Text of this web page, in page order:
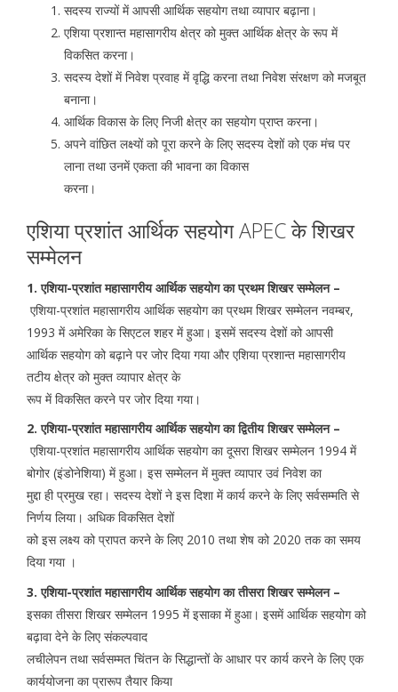
सदस्य राज्यों में आपसी आर्थिक सहयोग तथा व्यापार बढ़ाना।
एशिया प्रशान्त महासागरीय क्षेत्र को मुक्त आर्थिक क्षेत्र के रूप में
विकसित करना।
सदस्य देशों में निवेश प्रवाह में वृद्धि करना तथा निवेश संरक्षण को मजबूत
बनाना।
आर्थिक विकास के लिए निजी क्षेत्र का सहयोग प्राप्त करना।
अपने वांछित लक्ष्यों को पूरा करने के लिए सदस्य देशों को एक मंच पर
लाना तथा उनमें एकता की भावना का विकास
करना।
एशिया प्रशांत आर्थिक सहयोग APEC के शिखर
सम्मेलन
1. एशिया-प्रशांत महासागरीय आर्थिक सहयोग का प्रथम शिखर सम्मेलन –
एशिया-प्रशांत महासागरीय आर्थिक सहयोग का प्रथम शिखर सम्मेलन नवम्बर,
1993 में अमेरिका के सिएटल शहर में हुआ। इसमें सदस्य देशों को आपसी
आर्थिक सहयोग को बढ़ाने पर जोर दिया गया और एशिया प्रशान्त महासागरीय
तटीय क्षेत्र को मुक्त व्यापार क्षेत्र के
रूप में विकसित करने पर जोर दिया गया।
2. एशिया-प्रशांत महासागरीय आर्थिक सहयोग का द्वितीय शिखर सम्मेलन –
एशिया-प्रशांत महासागरीय आर्थिक सहयोग का दूसरा शिखर सम्मेलन 1994 में
बोगोर (इंडोनेशिया) में हुआ। इस सम्मेलन में मुक्त व्यापार उवं निवेश का
मुद्दा ही प्रमुख रहा। सदस्य देशों ने इस दिशा में कार्य करने के लिए सर्वसम्मति से
निर्णय लिया। अधिक विकसित देशों
को इस लक्ष्य को प्रापत करने के लिए 2010 तथा शेष को 2020 तक का समय
दिया गया ।
3. एशिया-प्रशांत महासागरीय आर्थिक सहयोग का तीसरा शिखर सम्मेलन –
इसका तीसरा शिखर सम्मेलन 1995 में इसाका में हुआ। इसमें आर्थिक सहयोग को
बढ़ावा देने के लिए संकल्पवाद
लचीलेपन तथा सर्वसम्मत चिंतन के सिद्धान्तों के आधार पर कार्य करने के लिए एक
कार्ययोजना का प्रारूप तैयार किया